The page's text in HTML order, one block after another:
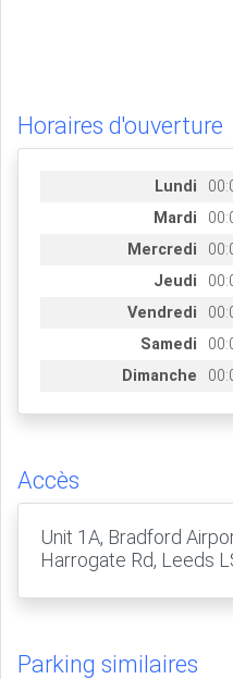
Horaires d'ouverture
Lundi
Mardi
Mercredi
Jeudi
Vendredi
Samedi
Dimanche
Accès
Unit 1A, Bradford
Harrogate Rd, Leeds
Parking similaires